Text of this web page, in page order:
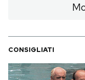
CONSIGLIATI